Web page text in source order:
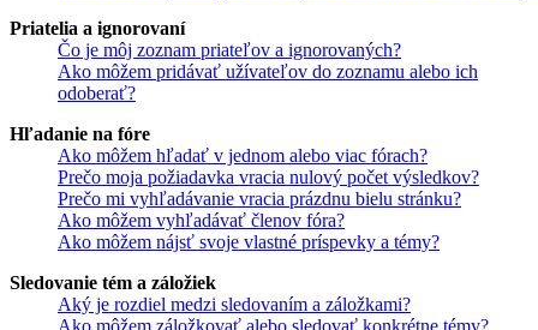
Priatelia a ignorovaní
Čo je môj zoznam priateľov a ignorovaných?
Ako môžem pridávať užívateľov do zoznamu alebo ich
odoberať?
Hľadanie na fóre
Ako môžem hľadať v jednom alebo viac fórach?
Prečo moja požiadavka vracia nulový počet výsledkov?
Prečo mi vyhľadávanie vracia prázdnu bielu stránku?
Ako môžem vyhľadávať členov fóra?
Ako môžem nájsť svoje vlastné príspevky a témy?
Sledovanie tém a záložiek
Aký je rozdiel medzi sledovaním a záložkami?